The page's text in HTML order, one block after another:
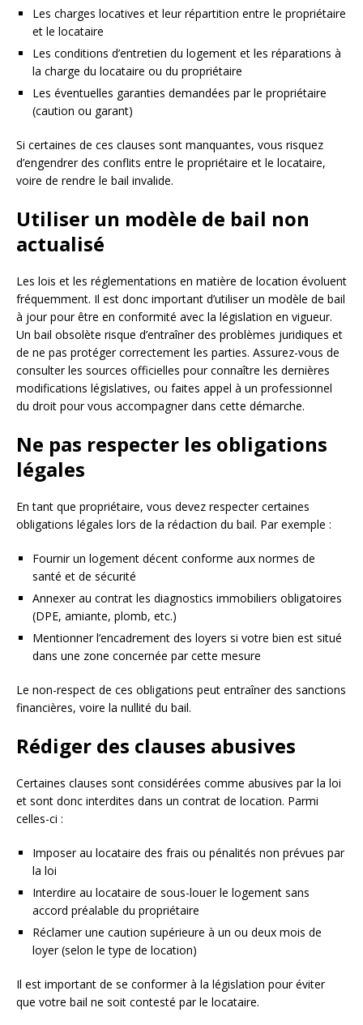
Les charges locatives et leur répartition entre le propriétaire
et le locataire
Les conditions d’entretien du logement et les réparations à
la charge du locataire ou du propriétaire
Les éventuelles garanties demandées par le propriétaire
(caution ou garant)
Si certaines de ces clauses sont manquantes, vous risquez
d’engendrer des conflits entre le propriétaire et le locataire,
voire de rendre le bail invalide.
Utiliser un modèle de bail non
actualisé
Les lois et les réglementations en matière de location évoluent
fréquemment. Il est donc important d’utiliser un modèle de bail
à jour pour être en conformité avec la législation en vigueur.
Un bail obsolète risque d’entraîner des problèmes juridiques et
de ne pas protéger correctement les parties. Assurez-vous de
consulter les sources officielles pour connaître les dernières
modifications législatives, ou faites appel à un professionnel
du droit pour vous accompagner dans cette démarche.
Ne pas respecter les obligations
légales
En tant que propriétaire, vous devez respecter certaines
obligations légales lors de la rédaction du bail. Par exemple :
Fournir un logement décent conforme aux normes de
santé et de sécurité
Annexer au contrat les diagnostics immobiliers obligatoires
(DPE, amiante, plomb, etc.)
Mentionner l’encadrement des loyers si votre bien est situé
dans une zone concernée par cette mesure
Le non-respect de ces obligations peut entraîner des sanctions
financières, voire la nullité du bail.
Rédiger des clauses abusives
Certaines clauses sont considérées comme abusives par la loi
et sont donc interdites dans un contrat de location. Parmi
celles-ci :
Imposer au locataire des frais ou pénalités non prévues par
la loi
Interdire au locataire de sous-louer le logement sans
accord préalable du propriétaire
Réclamer une caution supérieure à un ou deux mois de
loyer (selon le type de location)
Il est important de se conformer à la législation pour éviter
que votre bail ne soit contesté par le locataire.